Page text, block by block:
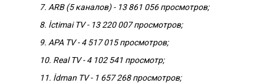
7. ARB (5 каналов) - 13 861 056 просмотров;
8. İctimai TV - 13 220 007 просмотров;
9. APA TV - 4 517 015 просмотров;
10. Real TV - 4 102 541 просмотр;
11. İdman TV - 1 657 268 просмотров;